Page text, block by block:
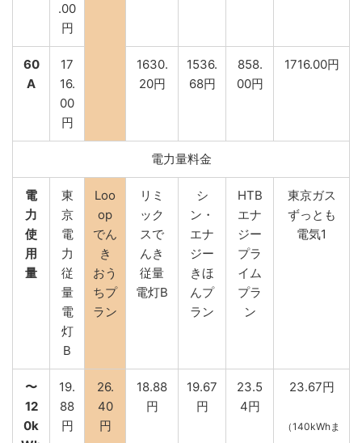
.00
円
60
A
17
16.
00
円
1630.
20円
1536.
68円
858.
00円
1716.00円
電力量料金
電
力
使
用
量
東
京
電
力
従
量
電
灯
B
Loo
op
でん
き
おう
ちプ
ラン
リミ
ック
スで
んき
従量
電灯B
シ
ン・
エナ
ジー
きほ
んプ
ラン
HTB
エナ
ジー
プラ
イム
プラ
ン
東京ガス
ずっとも
電気1
〜
12
0k
19.
88
円
26.
40
円
18.88
円
19.67
円
23.5
4円
23.67円
（140kWhま